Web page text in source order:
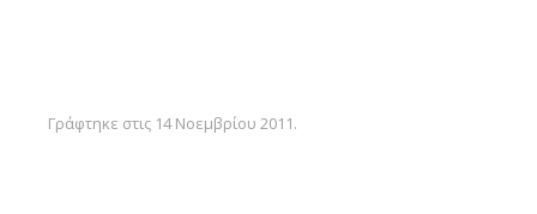
Γράφτηκε στις 14 Νοεμβρίου 2011.